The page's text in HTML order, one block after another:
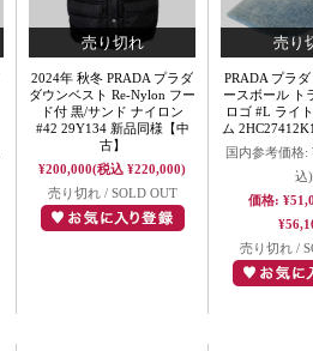
2024年 秋冬 PRADA プラダ
ダウンベスト Re-Nylon フー
ド付 黒/サンド ナイロン
#42 29Y134 新品同様【中
古】
¥200,000(税込 ¥220,000)
売り切れ / SOLD OUT
PRADA プラ
ースボール ト
ロゴ #L ライ
ム
国内参考価格:
込)
価格:
売り切れ /